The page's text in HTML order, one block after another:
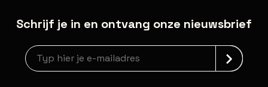
Schrijf je in en ontvang onze nieuwsbrief
Nieuwsbrief aanmelding